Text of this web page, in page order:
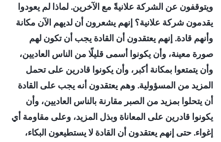
ويتوقفون عن الشركة علانيةً مع الآخرين. لماذا لم يعودوا
يقدمون شركة علانية؟ إنهم يشعرون أن لديهم الآن مكانة
وأنهم قادة. إنهم يعتقدون أن القادة يجب أن تكون لهم
صورة معينة، وأن يكونوا أسمى قليلًا من الناس العاديين،
وأن يتمتعوا بمكانة أكبر، وأن يكونوا قادرين على تحمل
المزيد من المسؤولية. وهم يعتقدون أنه يجب على القادة
أن يتحلوا بمزيد من الصبر مقارنة بالناس العاديين، وأن
يكونوا قادرين على المعاناة وبذل المزيد، وعلى مقاومة أي
إغواء. حتى إنهم يعتقدون أن القادة لا يستطيعون البكاء،